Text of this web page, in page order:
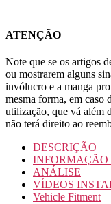
ATENÇÃO
Note que se os artigos
ou mostrarem alguns
invólucro e a manga
mesma forma, em caso
utilização, que vá além
não terá direito ao
DESCRIÇÃO
ANÁLISE
VÍDEOS
Vehicle Fitment